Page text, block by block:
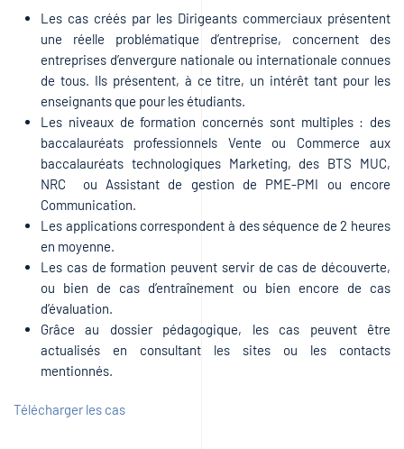
Les cas créés par les Dirigeants commerciaux présentent
une réelle problématique d’entreprise, concernent des
entreprises d’envergure nationale ou internationale connues
de tous. Ils présentent, à ce titre, un intérêt tant pour les
enseignants que pour les étudiants.
Les niveaux de formation concernés sont multiples : des
baccalauréats professionnels Vente ou Commerce aux
baccalauréats technologiques Marketing, des BTS MUC,
NRC ou Assistant de gestion de PME-PMI ou encore
Communication.
Les applications correspondent à des séquence de 2 heures
en moyenne.
Les cas de formation peuvent servir de cas de découverte,
ou bien de cas d’entraînement ou bien encore de cas
d’évaluation.
Grâce au dossier pédagogique, les cas peuvent être
actualisés en consultant les sites ou les contacts
mentionnés.
Télécharger les cas